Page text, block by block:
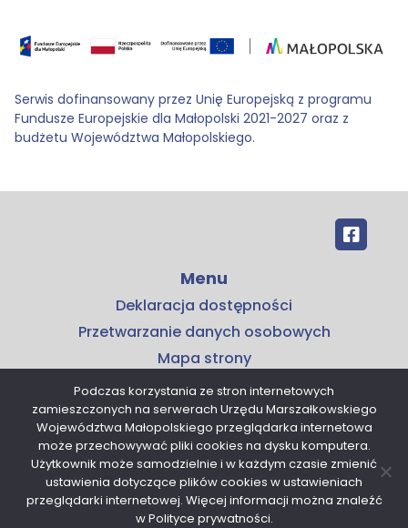
Serwis dofinansowany przez Unię Europejską z programu
Fundusze Europejskie dla Małopolski 2021-2027 oraz z
budżetu Województwa Małopolskiego.
Menu
Deklaracja dostępności
Przetwarzanie danych osobowych
Mapa strony
Kontakt
Kontakt
Małopolskie Centrum Przedsiębiorczości
ul. Armii Krajowej 16
30-150 Kraków
tel. 12 376 91 00
sekretariat@mcp.malopolska.pl
Podczas korzystania ze stron internetowych
zamieszczonych na serwerach Urzędu Marszałkowskiego
Województwa Małopolskiego przeglądarka internetowa
może przechowywać pliki cookies na dysku komputera.
Użytkownik może samodzielnie i w każdym czasie zmienić
ustawienia dotyczące plików cookies w ustawieniach
przeglądarki internetowej. Więcej informacji można znaleźć
w Polityce prywatności.